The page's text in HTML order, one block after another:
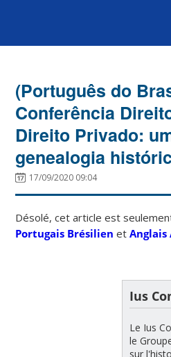
(Português do
Conferência
Direito Privado:
genealogia
17/09/2020 09:04
Désolé, cet article est
Portugais Brésilien etAnglais
Ius
Le Ius
le
sur